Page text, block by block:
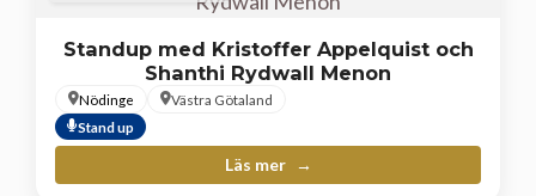
Standup med Kristoffer Appelquist och
Shanthi Rydwall Menon
Nödinge
Västra Götaland
Stand up
Läs mer